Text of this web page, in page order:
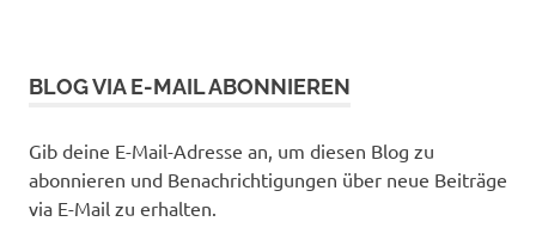
BLOG VIA E-MAIL ABONNIEREN
Gib deine E-Mail-Adresse an, um diesen Blog zu
abonnieren und Benachrichtigungen über neue Beiträge
via E-Mail zu erhalten.